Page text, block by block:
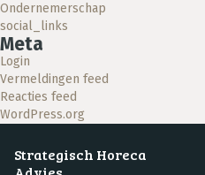
Ondernemerschap
social_links
Meta
Login
Vermeldingen feed
Reacties feed
WordPress.org
Strategisch Horeca